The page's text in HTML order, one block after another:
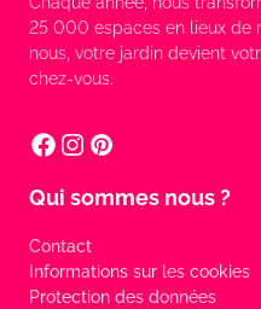
25 000 espaces en lieux de
nous, votre jardin devient
chez-vous.
Qui sommes nous ?
Contact
Informations sur les cookies
Protection des données